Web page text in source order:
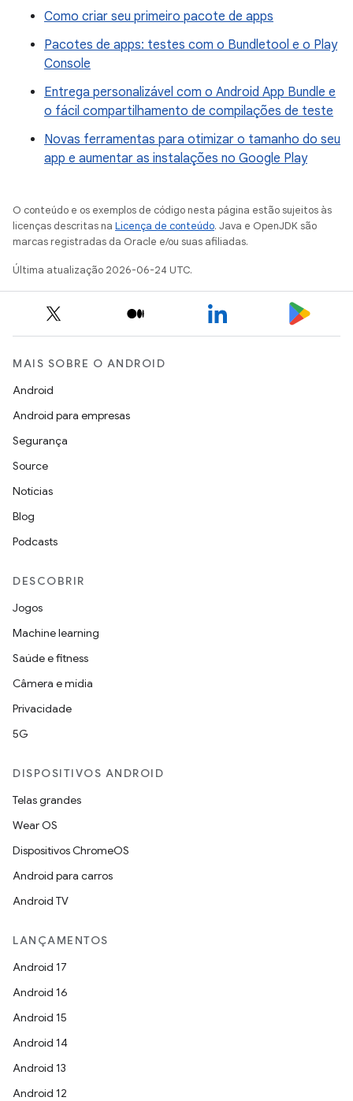
Como criar seu primeiro pacote de apps
Pacotes de apps: testes com o Bundletool e o Play
Console
Entrega personalizável com o Android App Bundle e
o fácil compartilhamento de compilações de teste
Novas ferramentas para otimizar o tamanho do seu
app e aumentar as instalações no Google Play
O conteúdo e os exemplos de código nesta página estão sujeitos às
licenças descritas na Licença de conteúdo. Java e OpenJDK são
marcas registradas da Oracle e/ou suas afiliadas.
Última atualização 2026-06-24 UTC.
MAIS SOBRE O ANDROID
Android
Android para empresas
Segurança
Source
Notícias
Blog
Podcasts
DESCOBRIR
Jogos
Machine learning
Saúde e fitness
Câmera e mídia
Privacidade
5G
DISPOSITIVOS ANDROID
Telas grandes
Wear OS
Dispositivos ChromeOS
Android para carros
Android TV
LANÇAMENTOS
Android 17
Android 16
Android 15
Android 14
Android 13
Android 12